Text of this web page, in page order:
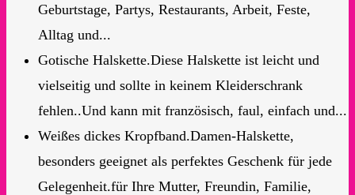
Geburtstage, Partys, Restaurants, Arbeit, Feste,
Alltag und...
Gotische Halskette.Diese Halskette ist leicht und
vielseitig und sollte in keinem Kleiderschrank
fehlen..Und kann mit französisch, faul, einfach und...
Weißes dickes Kropfband.Damen-Halskette,
besonders geeignet als perfektes Geschenk für jede
Gelegenheit.für Ihre Mutter, Freundin, Familie,